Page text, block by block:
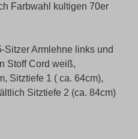
Farbwahl kultigen 70er
Sitzer Armlehne links und
Stoff Cord weiß,
Sitztiefe 1 ( ca. 64cm),
Sitztiefe 2 (ca. 84cm)